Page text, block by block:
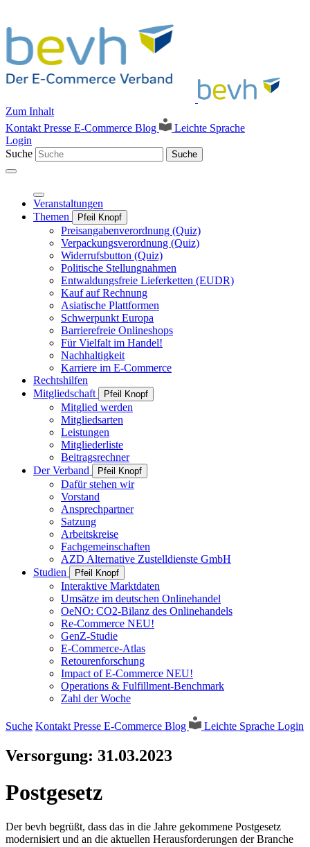
Zum Inhalt
Kontakt Presse E-Commerce Blog
Leichte Sprache
Login
Suche
Suche
Veranstaltungen
Themen
Pfeil Knopf
Preisangabenverordnung (Quiz)
Verpackungsverordnung (Quiz)
Widerrufsbutton (Quiz)
Politische Stellungnahmen
Entwaldungsfreie Lieferketten (EUDR)
Kauf auf Rechnung
Asiatische Plattformen
Schwerpunkt Europa
Barrierefreie Onlineshops
Für Vielfalt im Handel!
Nachhaltigkeit
Karriere im E-Commerce
Rechtshilfen
Mitgliedschaft
Pfeil Knopf
Mitglied werden
Mitgliedsarten
Leistungen
Mitgliederliste
Beitragsrechner
Der Verband
Pfeil Knopf
Dafür stehen wir
Vorstand
Ansprechpartner
Satzung
Arbeitskreise
Fachgemeinschaften
AZD Alternative Zustelldienste GmbH
Studien
Pfeil Knopf
Interaktive Marktdaten
Umsätze im deutschen Onlinehandel
OeNO: CO2-Bilanz des Onlinehandels
Re-Commerce NEU!
GenZ-Studie
E-Commerce-Atlas
Retourenforschung
Impact of E-Commerce NEU!
Operations & Fulfillment-Benchmark
Zahl der Woche
Suche Kontakt Presse E-Commerce Blog Leichte Sprache Login
Versorgung: 31.03.2023
Postgesetz
Der bevh begrüßt, dass das in die Jahre gekommene Postgesetz
modernisiert und an die aktuellen Herausforderungen der Branche